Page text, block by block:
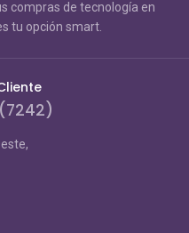
compras de tecnología en
tu opción smart.